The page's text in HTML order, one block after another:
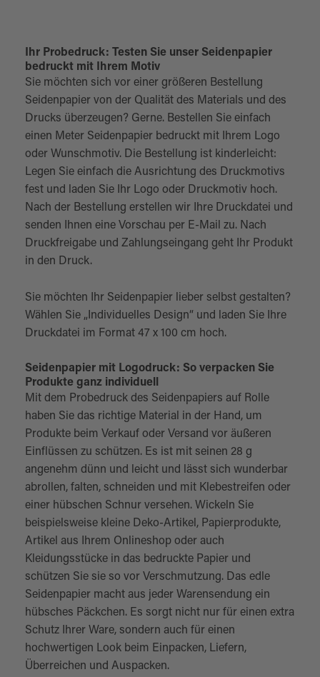
Ihr Probedruck: Testen Sie unser Seidenpapier
bedruckt mit Ihrem Motiv
Sie möchten sich vor einer größeren Bestellung
Seidenpapier von der Qualität des Materials und des
Drucks überzeugen? Gerne. Bestellen Sie einfach
einen Meter Seidenpapier bedruckt mit Ihrem Logo
oder Wunschmotiv. Die Bestellung ist kinderleicht:
Legen Sie einfach die Ausrichtung des Druckmotivs
fest und laden Sie Ihr Logo oder Druckmotiv hoch.
Nach der Bestellung erstellen wir Ihre Druckdatei und
senden Ihnen eine Vorschau per E-Mail zu. Nach
Druckfreigabe und Zahlungseingang geht Ihr Produkt
in den Druck.
Sie möchten Ihr Seidenpapier lieber selbst gestalten?
Wählen Sie „Individuelles Design“ und laden Sie Ihre
Druckdatei im Format 47 x 100 cm hoch.
Seidenpapier mit Logodruck: So verpacken Sie
Produkte ganz individuell
Mit dem Probedruck des Seidenpapiers auf Rolle
haben Sie das richtige Material in der Hand, um
Produkte beim Verkauf oder Versand vor äußeren
Einflüssen zu schützen. Es ist mit seinen 28 g
angenehm dünn und leicht und lässt sich wunderbar
abrollen, falten, schneiden und mit Klebestreifen oder
einer hübschen Schnur versehen. Wickeln Sie
beispielsweise kleine Deko-Artikel, Papierprodukte,
Artikel aus Ihrem Onlineshop oder auch
Kleidungsstücke in das bedruckte Papier und
schützen Sie sie so vor Verschmutzung. Das edle
Seidenpapier macht aus jeder Warensendung ein
hübsches Päckchen. Es sorgt nicht nur für einen extra
Schutz Ihrer Ware, sondern auch für einen
hochwertigen Look beim Einpacken, Liefern,
Überreichen und Auspacken.